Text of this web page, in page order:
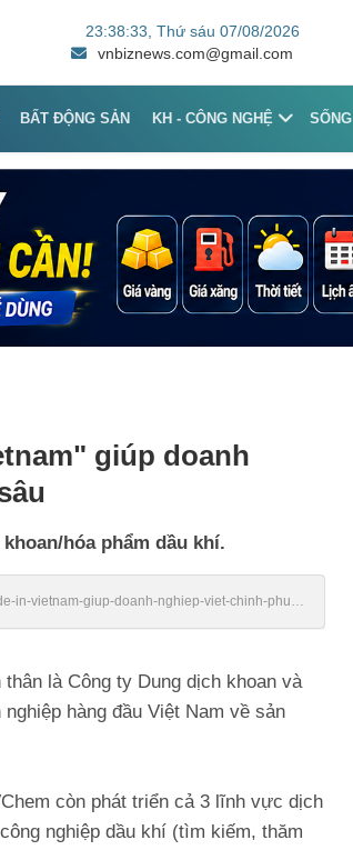
23:38:33 , Thứ sáu 07/08/2026
vnbiznews.com@gmail.com
BẤT ĐỘNG SẢN KH - CÔNG NGHỆ SỐNG
giúp doanh
hóa phẩm dầu khí.
in-vietnam-giup-doanh-nghiep-viet-chinh-phuc-
là Công ty Dung dịch khoan và
hàng đầu Việt Nam về sản
còn phát triển cả 3 lĩnh vực dịch
nghiệp dầu khí (tìm kiếm, thăm